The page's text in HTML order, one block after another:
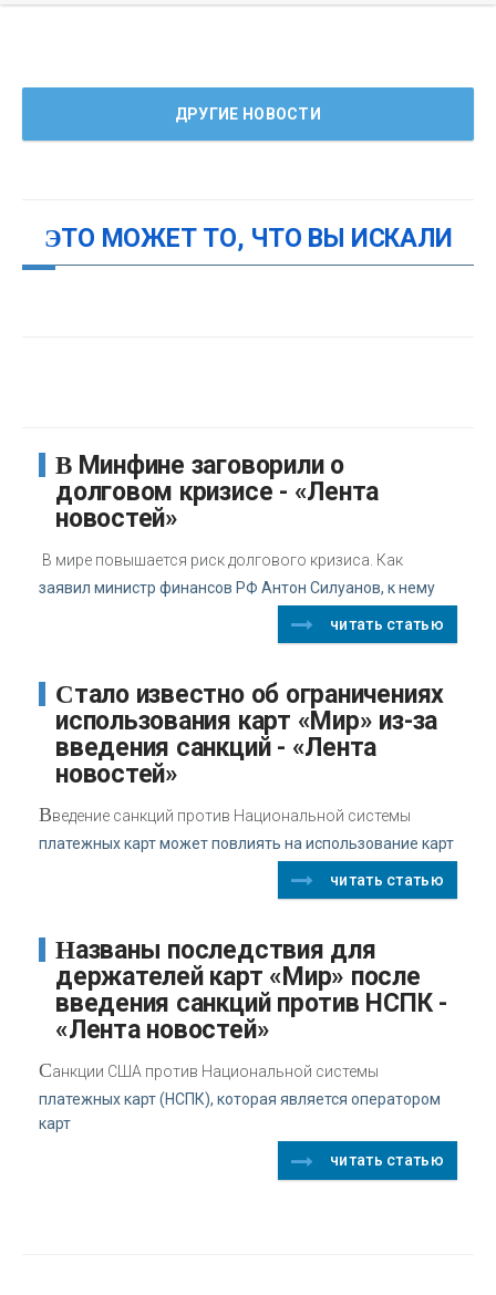
ДРУГИЕ НОВОСТИ
ЭТО МОЖЕТ ТО, ЧТО ВЫ ИСКАЛИ
В Минфине заговорили о
долговом кризисе - «Лента
новостей»
В мире повышается риск долгового кризиса. Как
заявил министр финансов РФ Антон Силуанов, к нему
читать статью
Стало известно об ограничениях
использования карт «Мир» из-за
введения санкций - «Лента
новостей»
Введение санкций против Национальной системы
платежных карт может повлиять на использование карт
читать статью
Названы последствия для
держателей карт «Мир» после
введения санкций против НСПК -
«Лента новостей»
Санкции США против Национальной системы
платежных карт (НСПК), которая является оператором
карт
читать статью